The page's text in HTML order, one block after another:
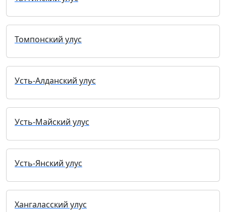
Томпонский улус
Усть-Алданский улус
Усть-Майский улус
Усть-Янский улус
Хангаласский улус